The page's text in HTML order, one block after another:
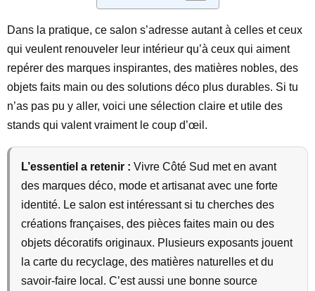
Dans la pratique, ce salon s’adresse autant à celles et ceux
qui veulent renouveler leur intérieur qu’à ceux qui aiment
repérer des marques inspirantes, des matières nobles, des
objets faits main ou des solutions déco plus durables. Si tu
n’as pas pu y aller, voici une sélection claire et utile des
stands qui valent vraiment le coup d’œil.
L’essentiel a retenir : Vivre Côté Sud met en avant
des marques déco, mode et artisanat avec une forte
identité. Le salon est intéressant si tu cherches des
créations françaises, des pièces faites main ou des
objets décoratifs originaux. Plusieurs exposants jouent
la carte du recyclage, des matières naturelles et du
savoir-faire local. C’est aussi une bonne source